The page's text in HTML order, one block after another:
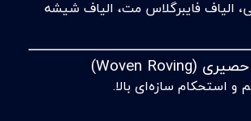
الیاف فایبرگلاس مت، الیاف شیشه
و استحکام سازه‌ای بالا.